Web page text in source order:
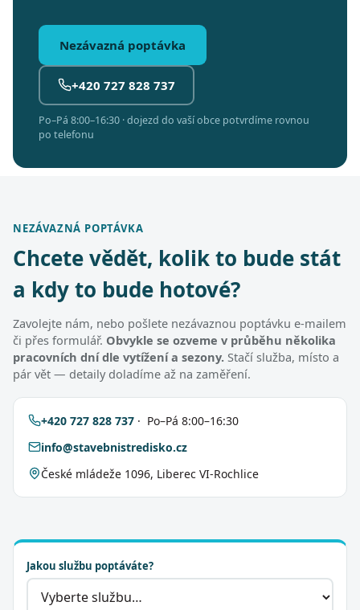
Nezávazná poptávka
+420 727 828 737
Po–Pá 8:00–16:30 · dojezd do vaší obce potvrdíme rovnou
po telefonu
NEZÁVAZNÁ POPTÁVKA
Chcete vědět, kolik to bude stát
a kdy to bude hotové?
Zavolejte nám, nebo pošlete nezávaznou poptávku e-mailem
či přes formulář. Obvykle se ozveme v průběhu několika
pracovních dní dle vytížení a sezony. Stačí služba, místo a
pár vět — detaily doladíme až na zaměření.
+420 727 828 737 · Po–Pá 8:00–16:30
info@stavebnistredisko.cz
České mládeže 1096, Liberec VI-Rochlice
Jakou službu poptáváte?